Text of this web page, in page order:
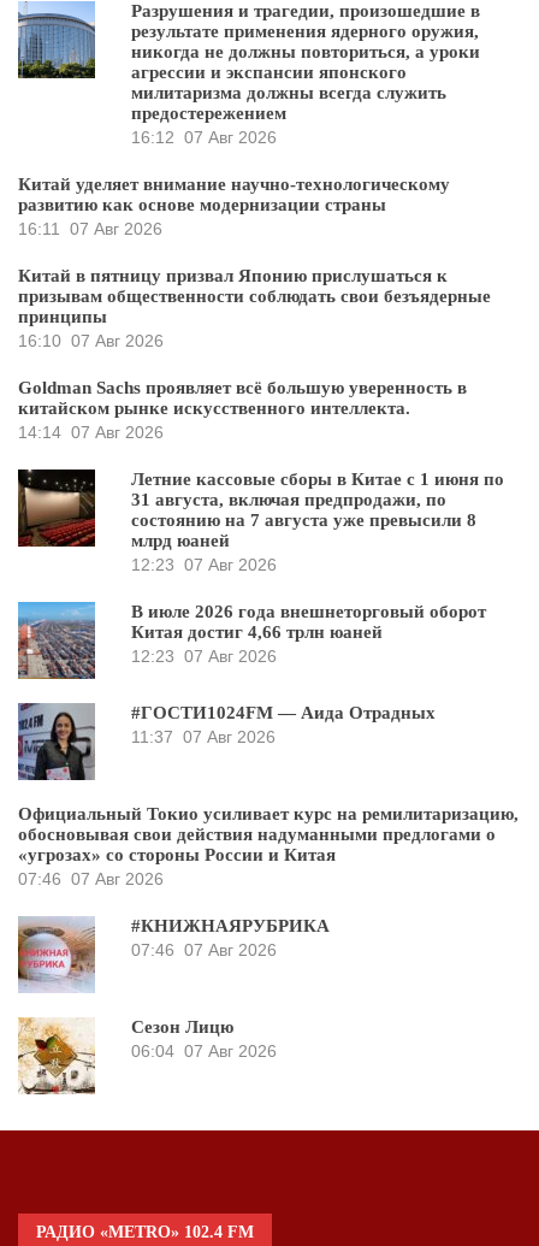
Разрушения и трагедии, произошедшие в
результате применения ядерного оружия,
никогда не должны повториться, а уроки
агрессии и экспансии японского
милитаризма должны всегда служить
предостережением
16:12 07 Авг 2026
Китай уделяет внимание научно-технологическому
развитию как основе модернизации страны
16:11
07 Авг 2026
Китай в пятницу призвал Японию прислушаться к
призывам общественности соблюдать свои безъядерные
принципы
16:10 07 Авг 2026
Goldman Sachs проявляет всё большую уверенность в
китайском рынке искусственного интеллекта.
14:14 07 Авг 2026
Летние кассовые сборы в Китае с 1 июня по
31 августа, включая предпродажи, по
состоянию на 7 августа уже превысили 8
млрд юаней
12:23 07 Авг 2026
В июле 2026 года внешнеторговый оборот
Китая достиг 4,66 трлн юаней
12:23 07 Авг 2026
#ГОСТИ1024FM — Аида Отрадных
11:37 07 Авг 2026
Официальный Токио усиливает курс на ремилитаризацию,
обосновывая свои действия надуманными предлогами о
«угрозах» со стороны России и Китая
07:46 07 Авг 2026
#КНИЖНАЯРУБРИКА
07:46 07 Авг 2026
Сезон Лицю
06:04 07 Авг 2026
РАДИО «METRO» 102.4 FM